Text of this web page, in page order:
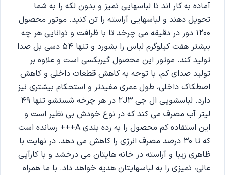
آماده به کار اند تا لباسهایی تمیز و بدون لکه را به شما
تحویل دهند و لباسهایی آراسته را تن کنید. موتور محصول
1200 دور در دقیقه می چرخد تا با ظرافت و توانایی هر چه
بیشتر هفت کیلوگرم لباس را بشورد و تنها 54 دسی بل صدا
تولید کند. موتور این محصول گیربکسی است و علاوه بر
تولید صدای کم، با توجه به کاهش قطعات داخلی و کاهش
اصطکاک داخلی، طول عمری مفیدتر و استحکام بیشتری نیز
دارد. لباسشویی ال جی 2J3 در هر چرخه شستشو تنها 49
لیتر آب مصرف می کند که در نوع خودش بی نظیر است و
این استفاده کم محصول را به رده بندی A+++ رسانده است
که تا 30 درصد مصرف انرژی را کاهش می دهد. در نهایت با
ظاهری زیبا و آراسته در خانه هایتان می درخشد و با کارآیی
عالی، تمیزی را به لباسهایتان هدیه خواهد داد. با ما همراه